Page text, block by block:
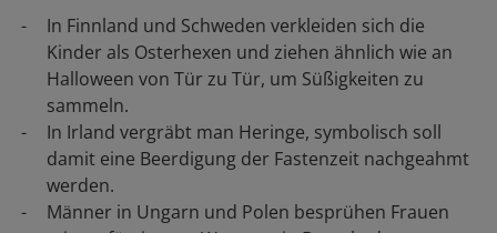
In Finnland und Schweden verkleiden sich die
Kinder als Osterhexen und ziehen ähnlich wie an
Halloween von Tür zu Tür, um Süßigkeiten zu
sammeln.
In Irland vergräbt man Heringe, symbolisch soll
damit eine Beerdigung der Fastenzeit nachgeahmt
werden.
Männer in Ungarn und Polen besprühen Frauen